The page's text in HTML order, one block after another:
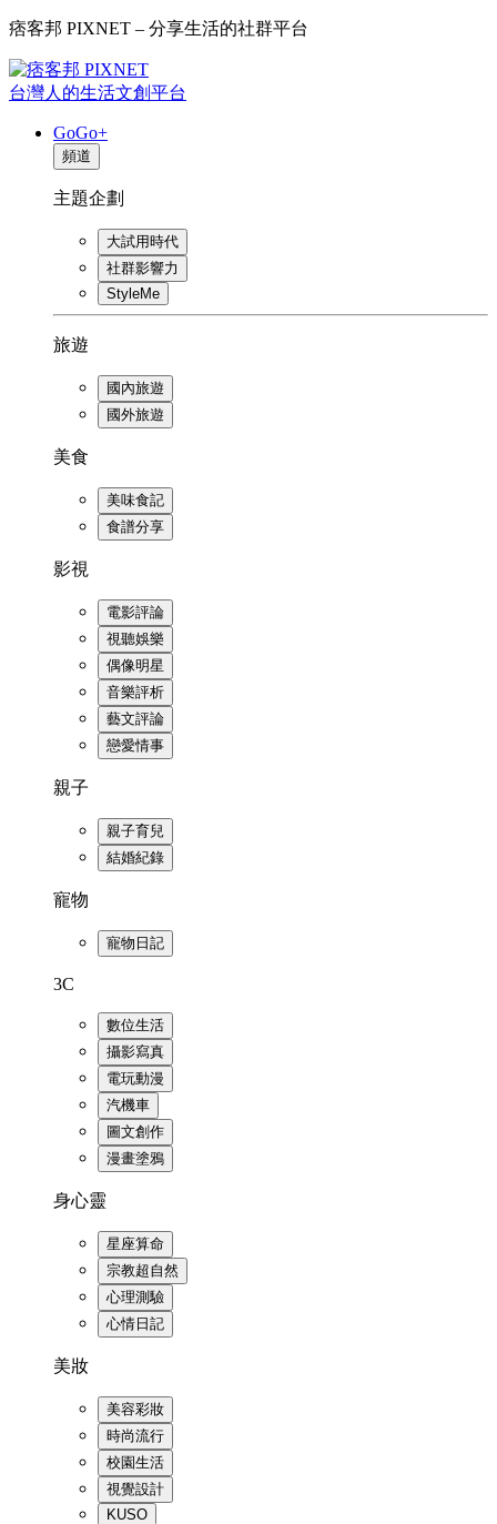
痞客邦 PIXNET – 分享生活的社群平台
台灣人的生活文創平台
GoGo+
頻道
主題企劃
大試用時代
社群影響力
StyleMe
旅遊
國內旅遊
國外旅遊
美食
美味食記
食譜分享
影視
電影評論
視聽娛樂
偶像明星
音樂評析
藝文評論
戀愛情事
親子
親子育兒
結婚紀錄
寵物
寵物日記
3C
數位生活
攝影寫真
電玩動漫
汽機車
圖文創作
漫畫塗鴉
身心靈
星座算命
宗教超自然
心理測驗
心情日記
美妝
美容彩妝
時尚流行
校園生活
視覺設計
KUSO